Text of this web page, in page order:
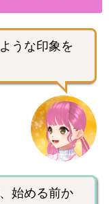
うな印象を
始める前か